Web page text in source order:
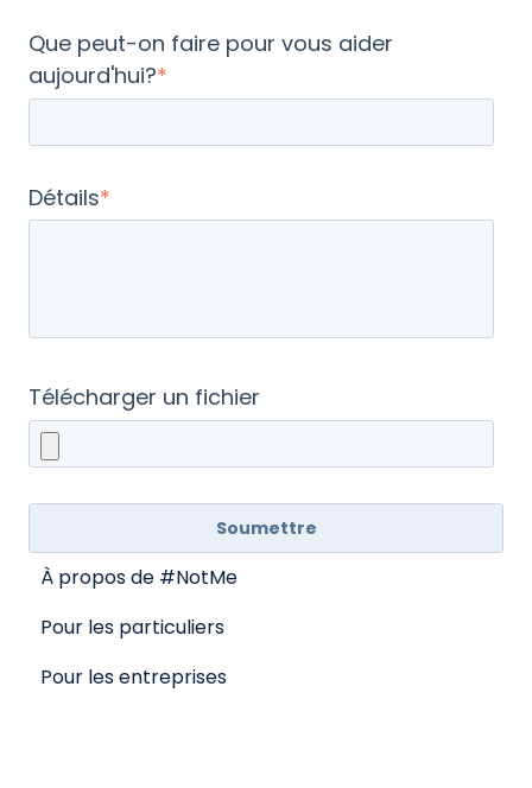
Que peut-on faire pour vous aider
aujourd'hui?*
Détails*
Télécharger un fichier
À propos de #NotMe
Pour les particuliers
Pour les entreprises